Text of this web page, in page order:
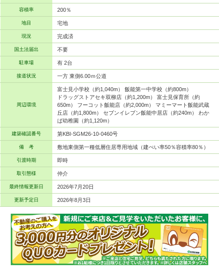
容積率 200％
地目 宅地
現況 完成済
国土法届出 不要
駐車場 有 2台
接道状況 一方 東側6.00ｍ公道
周辺環境
富士見小学校（約1,040m） 飯能第一中学校（約800m）
ドラッグストアセキ双柳店（約1,200m） 富士見保育所（約
650m） フーコット飯能店（約2,000m） マミーマート飯能武蔵
丘店（約1,800m） セブンイレブン飯能中居店（約240m） わか
ば幼稚園（約1,120m）
建築確認番号 第KBI-SGM26-10-0460号
備 考 敷地東側第一種低層住居専用地域（建ぺい率50％容積率80％）
引渡時期 即時
取引態様 仲介
最終情報更新日 2026年7月20日
更新予定日 2026年8月3日